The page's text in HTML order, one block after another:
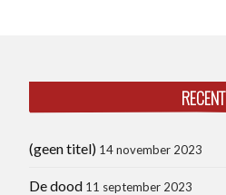
RECENT
(geen titel) 14 november 2023
De dood 11 september 2023